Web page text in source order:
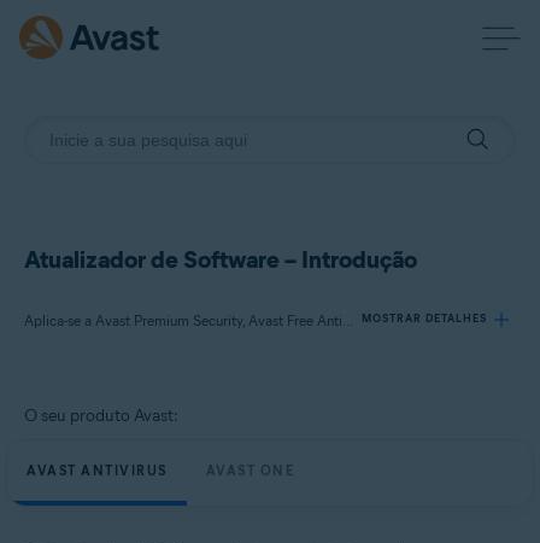
Atualizador de Software – Introdução
Aplica-se a Avast Premium Security, Avast Free Antivirus, Avast One MOSTRAR DETALHES
Produtos:
Avast Free Antivirus
O seu produto Avast:
AVAST ANTIVIRUS AVAST ONE